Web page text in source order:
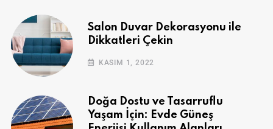
Salon Duvar Dekorasyonu ile
Dikkatleri Çekin
KASIM 1, 2022
Doğa Dostu ve Tasarruflu
Yaşam İçin: Evde Güneş